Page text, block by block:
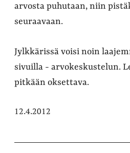
arvosta puhutaan, niin
seuraavaan.
Jylkkärissä voisi noin
sivuilla - arvokeskustelun.
pitkään oksettava.
12.4.2012